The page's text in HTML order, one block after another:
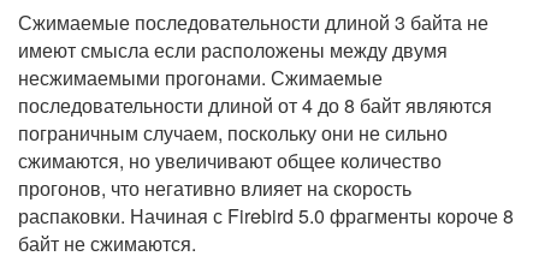
Сжимаемые последовательности длиной 3 байта не
имеют смысла если расположены между двумя
несжимаемыми прогонами. Сжимаемые
последовательности длиной от 4 до 8 байт являются
пограничным случаем, поскольку они не сильно
сжимаются, но увеличивают общее количество
прогонов, что негативно влияет на скорость
распаковки. Начиная с Firebird 5.0 фрагменты короче 8
байт не сжимаются.